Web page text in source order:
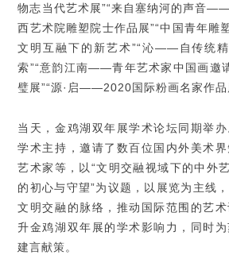
物志当代艺术展”“来自塞纳河的声音
西艺术院雕塑院士作品展”“中国青年
文明互融下的新艺术”“沁——自传统精
索”“意韵江南——青年艺术家中国画邀
璧展”“源·启——2020国际粉画名家作品
当天，金鸡湖双年展学术论坛同期举
学术主持，邀请了数百位国内外美术界
艺术家等，以“文明交融视域下的中外
的初心与守望”为议题，以展览为主线
文明交融的脉络，推动国际范围的艺
升金鸡湖双年展的学术影响力，同时
建言献策。